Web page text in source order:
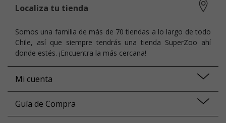
Localiza tu tienda
Somos una familia de más de 70 tiendas a lo largo de todo
Chile, así que siempre tendrás una tienda SuperZoo ahí
donde estés. ¡Encuentra la más cercana!
Mi cuenta
Guía de Compra